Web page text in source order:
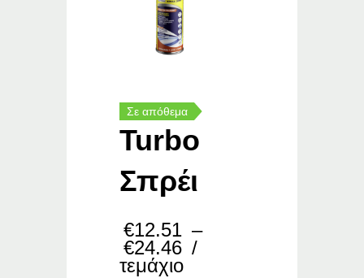
Σε απόθεμα
Turbo
Σπρέι
€12.51 –
€24.46 Price
/
τεμάχιο